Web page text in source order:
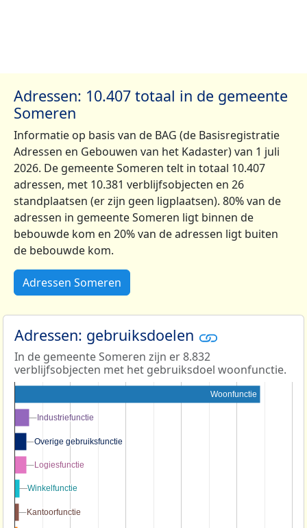
Adressen: 10.407 totaal in de gemeente
Someren
Informatie op basis van de BAG (de Basisregistratie
Adressen en Gebouwen van het Kadaster) van 1 juli
2026. De gemeente Someren telt in totaal 10.407
adressen, met 10.381 verblijfsobjecten en 26
standplaatsen (er zijn geen ligplaatsen). 80% van de
adressen in gemeente Someren ligt binnen de
bebouwde kom en 20% van de adressen ligt buiten
de bebouwde kom.
Adressen Someren
Adressen: gebruiksdoelen
In de gemeente Someren zijn er 8.832
verblijfsobjecten met het gebruiksdoel woonfunctie.
Woonfunctie
Industriefunctie
Industriefunctie
Overige gebruiksfunctie
Overige gebruiksfunctie
Logiesfunctie
Logiesfunctie
Winkelfunctie
Winkelfunctie
Kantoorfunctie
Kantoorfunctie